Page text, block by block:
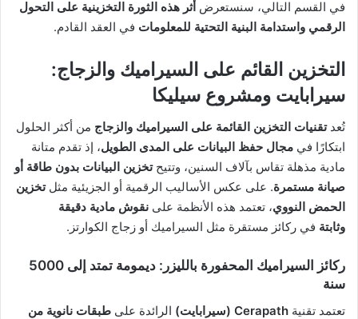
في القسم التالي، سنستعرض أثر هذه الثورة التخزينية على التحول
الرقمي واستدامة البنية التحتية للمعلومات في العقد القادم.
التخزين القائم على السيراميك والزجاج:
سيرابايت ومشروع سيليكا
تُعدتقنيات التخزين القائمة على السيراميك والزجاج من أكثر الحلول
ابتكارًا في مجال حفظ البيانات على المدى الطويل، إذ تقدم متانة
مادية مذهلة تقاس بآلاف السنين، وتتيحتخزين البيانات بدون طاقة أو
صيانة مستمرة. على عكس الأساليب الرقمية أو الجزيئية مثلتخزين
الحمض النووي، تعتمد هذه الأنظمة على نقوش مادية دقيقة
وثابتة في ركائز مستقرة مثل السيراميك أو زجاج الكوارتز.
ركائز السيراميك المحفورة بالليزر: ديمومة تمتد إلى 5000
سنة
تعتمد تقنية Cerapath (سيرابايت) الرائدة على طبقات نانوية من